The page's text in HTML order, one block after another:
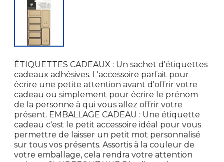
ÉTIQUETTES CADEAUX : Un sachet d'étiquettes
cadeaux adhésives. L'accessoire parfait pour
écrire une petite attention avant d'offrir votre
cadeau ou simplement pour écrire le prénom
de la personne à qui vous allez offrir votre
présent. EMBALLAGE CADEAU : Une étiquette
cadeau c'est le petit accessoire idéal pour vous
permettre de laisser un petit mot personnalisé
sur tous vos présents. Assortis à la couleur de
votre emballage, cela rendra votre attention